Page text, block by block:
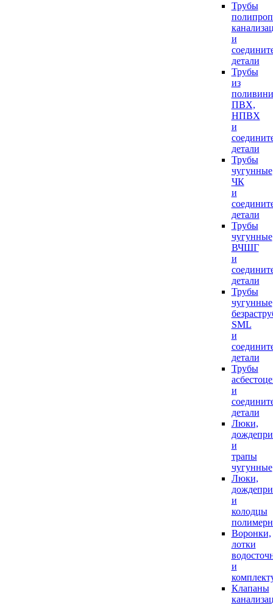
Трубы
и
детали
Трубы
из
ПВХ,
НПВХ
и
детали
Трубы
чугунные
ЧК
и
детали
Трубы
чугунные
ВЧШГ
и
детали
Трубы
чугунные
SML
и
детали
Трубы
и
детали
Люки,
и
трапы
чугунные
Люки,
и
колодцы
Воронки,
лотки
и
Клапаны